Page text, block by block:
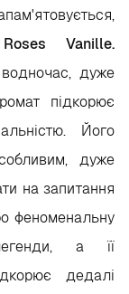
Vanille.
дуже
підкорює
Його
дуже
на запитання
феноменальну
а її
дедалі